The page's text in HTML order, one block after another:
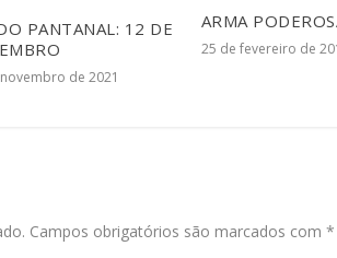
PANTANAL: 12 DE
de 2021
ARMA
25 de fevereiro de
Campos obrigatórios são marcados com*